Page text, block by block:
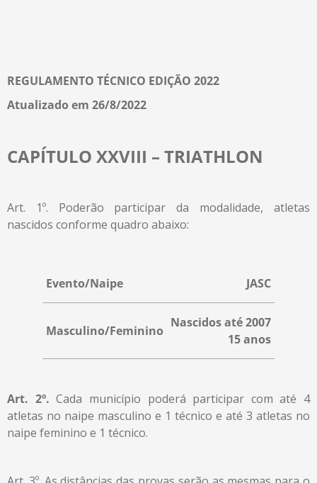
REGULAMENTO TÉCNICO EDIÇÃO 2022
Atualizado em 26/8/2022
CAPÍTULO XXVIII – TRIATHLON
Art. 1º. Poderão participar da modalidade, atletas
nascidos conforme quadro abaixo:
Evento/Naipe JASC
Masculino/Feminino
Nascidos até 2007
15 anos
Art. 2º.Cada município poderá participar com até 4
atletas no naipe masculino e 1 técnico e até 3 atletas no
naipe feminino e 1 técnico.